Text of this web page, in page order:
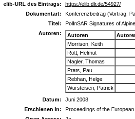
elib-URL des Eintrags:
https://elib.dlr.de/54927/
Dokumentart:
Konferenzbeitrag (Vortrag,
Titel:
PolInSAR Signatures of
Autoren:
Autoren
Morrison, Keith
Rott, Helmut
Nagler, Thomas
Prats, Pau
Rebhan, Helge
Wursteisen, Patrick
Datum:
Juni 2008
Erschienen in:
Proceedings of the